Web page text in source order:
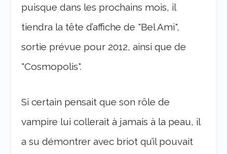
puisque dans les prochains mois, il
tiendra la tête d’affiche de "Bel Ami",
sortie prévue pour 2012, ainsi que de
"Cosmopolis".
Si certain pensait que son rôle de
vampire lui collerait à jamais à la peau, il
a su démontrer avec briot qu’il pouvait